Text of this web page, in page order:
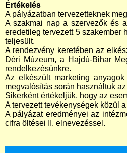
Értékelés
A pályázatban tervezetteknek
A szakmai nap a szervezők és
eredetileg tervezett 5 szakember
teljesült.
A rendezvény keretében az
Déri Múzeum, a Hajdú-Bihar
rendelkezésünkre.
Az elkészült marketing
megvalósítás során használtuk
Sikerként értékeljük, hogy az
A tervezett tevékenységek közül
A pályázat eredményei az
cifra öltései II. elnevezéssel.